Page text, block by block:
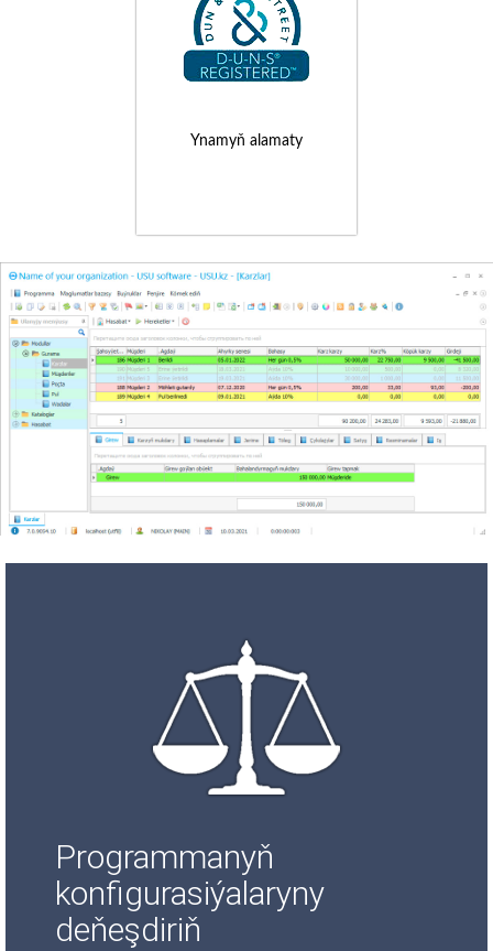
Ynamyň alamaty
Programmanyň
konfigurasiýalaryny
deňeşdiriň